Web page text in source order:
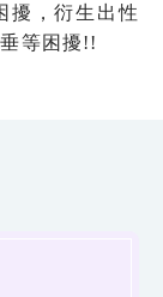
擾，衍生出性
等困擾!!